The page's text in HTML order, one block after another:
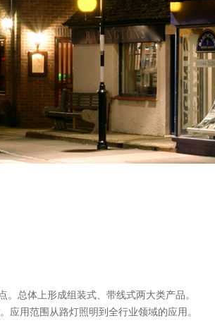
总体上形成组装式、带线式两大类产品。
范围从路灯照明到全行业领域的应用。